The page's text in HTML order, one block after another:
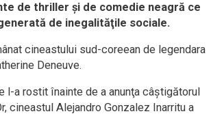
de thriller şi de comedie neagră ce
de inegalităţile sociale.
cineastului sud-coreean de legendara
Deneuve.
l-a rostit înainte de a anunţa câştigătorul
cineastul Alejandro Gonzalez Inarritu a